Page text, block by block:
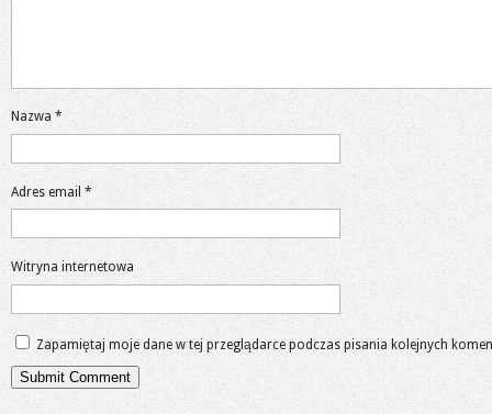
Nazwa *
Adres email *
Witryna internetowa
Zapamiętaj moje dane w tej przeglądarce podczas pisania kolejnych